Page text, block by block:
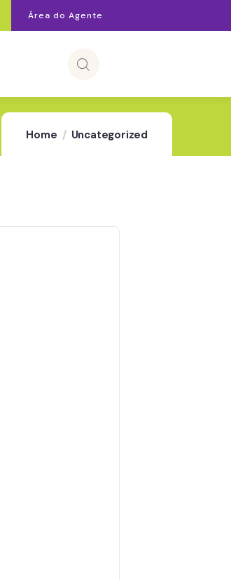
Área do Agente
Home Uncategorized